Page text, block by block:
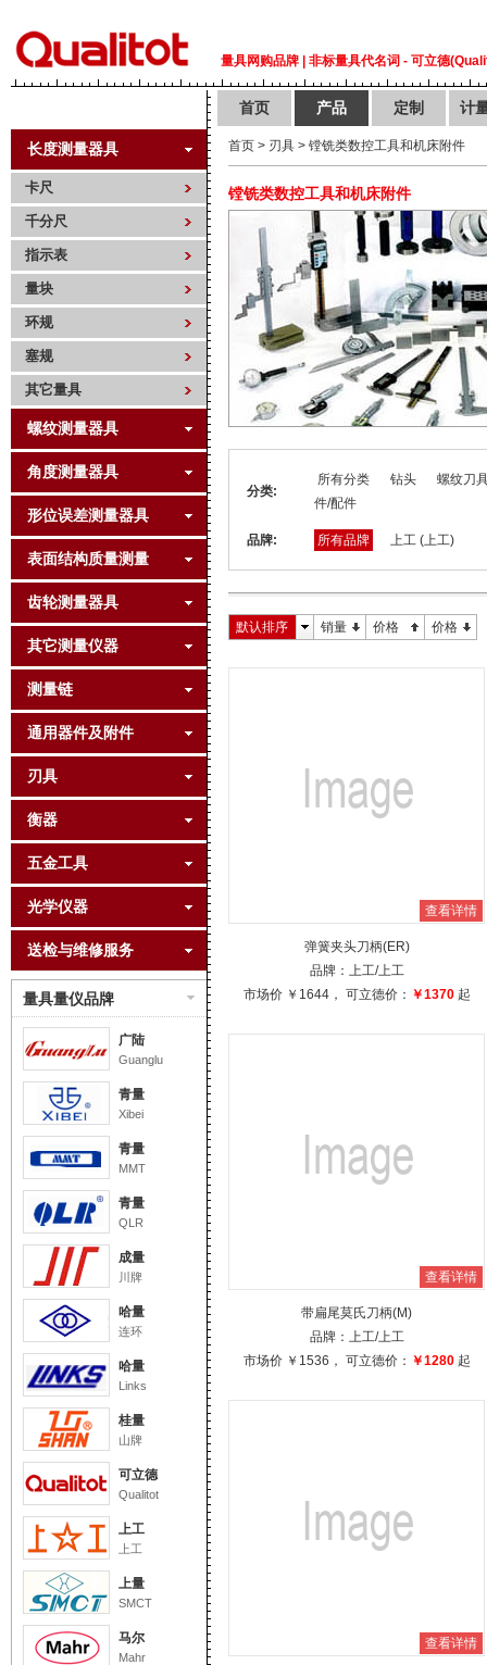
量具网购品牌 | 非标量具代名词 - 可立德
长度测量器具
卡尺
千分尺
指示表
量块
环规
塞规
其它量具
螺纹测量器具
角度测量器具
形位误差测量器具
表面结构质量测量
齿轮测量器具
其它测量仪器
测量链
通用器件及附件
刃具
衡器
五金工具
光学仪器
送检与维修服务
量具量仪品牌
广陆
Guanglu
青量
Xibei
青量
MMT
青量
QLR
成量
川牌
哈量
连环
哈量
Links
桂量
山牌
可立德
Qualitot
上工
上工
上量
SMCT
马尔
Mahr
瓦** 长沙 1件 ￥399.00
刘** 沧州 2件 ￥1720.00
李** 长沙 1件 ￥1135.00
毛** 福州 2件 ￥630.00
凌** 上海 1件 ￥240.00
程** 上海 5件 ￥3100.00
袁** 绵阳 1件 ￥440.00
首页 产品 定制 计
首页 > 刃具 > 镗铣类数控工具和机床附件
镗铣类数控工具和机床附件
分类:
所有分类 钻头
螺纹刀
件/配件
品牌: 所有品牌 上工 (上工)
默认排序 销量 价格 价格
查看详情
弹簧夹头刀柄(ER)
品牌： 上工/上工
市场价 ￥1644， 可立德价： ￥1370起
查看详情
带扁尾莫氏刀柄(M)
品牌： 上工/上工
市场价 ￥1536 ， 可立德价： ￥1280起
查看详情